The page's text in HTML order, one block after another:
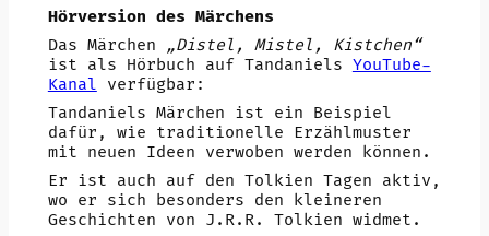
Hörversion des Märchens
Das Märchen
„Distel, Mistel, Kistchen“
ist als Hörbuch auf Tandaniels YouTube-
Kanal verfügbar:
Tandaniels Märchen ist ein Beispiel
dafür, wie traditionelle Erzählmuster
mit neuen Ideen verwoben werden können.
Er ist auch auf den Tolkien Tagen aktiv,
wo er sich besonders den kleineren
Geschichten von J.R.R. Tolkien widmet.